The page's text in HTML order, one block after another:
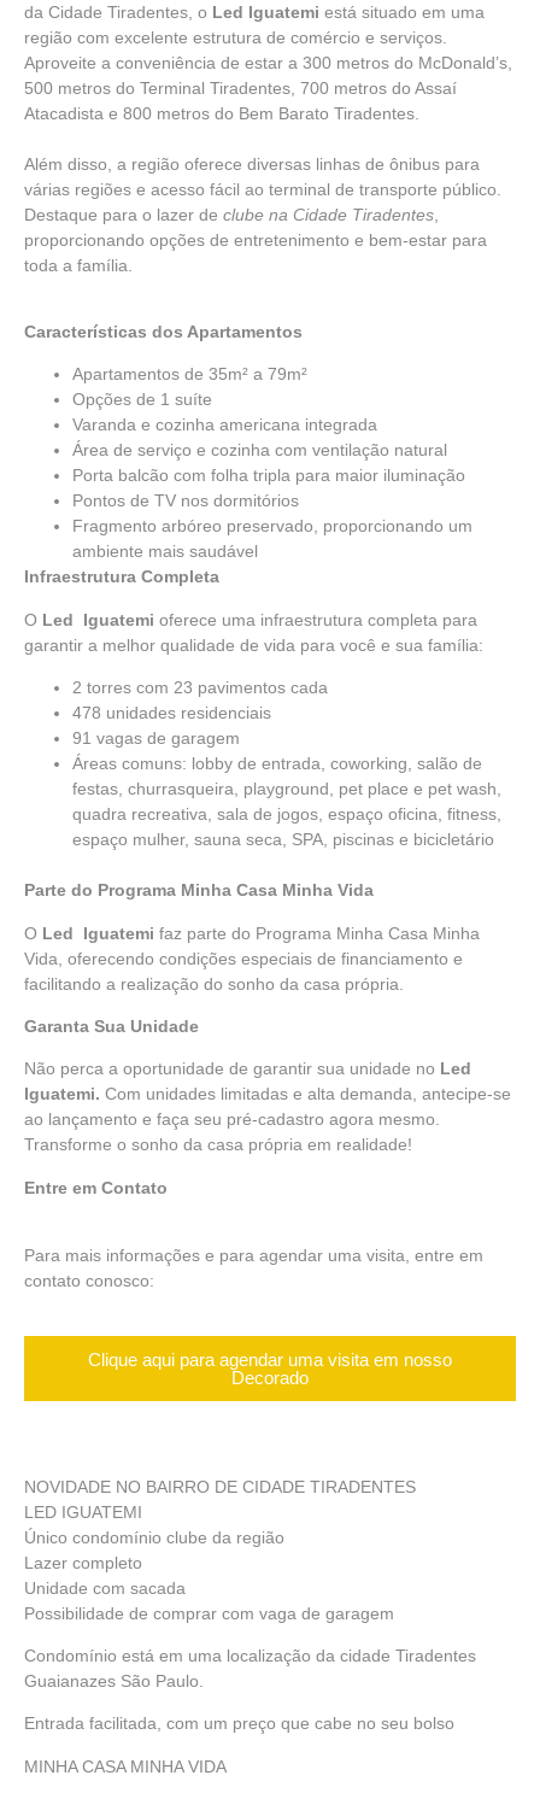
da Cidade Tiradentes, o Led Iguatemi está situado em uma
região com excelente estrutura de comércio e serviços.
Aproveite a conveniência de estar a 300 metros do McDonald’s
500 metros do Terminal Tiradentes , 700 metros do Assaí
Atacadista e 800 metros do Bem Barato Tiradentes.
Além disso, a região oferece diversas linhas de ônibus para
várias regiões e acesso fácil ao terminal de transporte público.
Destaque para o lazer de clube na Cidade Tiradentes
proporcionando opções de entretenimento e bem-estar para
toda a família.
Características dos Apartamentos
Apartamentos de 35m² a 79m²
Opções de 1 suíte
Varanda e cozinha americana integrada
Área de serviço e cozinha com ventilação natural
Porta balcão com folha tripla para maior iluminação
Pontos de TV nos dormitórios
Fragmento arbóreo preservado, proporcionando um
ambiente mais saudável
Infraestrutura Completa
O Led Iguatemi oferece uma infraestrutura completa para
garantir a melhor qualidade de vida para você e sua família:
2 torres com 23 pavimentos cada
478 unidades residenciais
91 vagas de garagem
Áreas comuns: lobby de entrada, coworking, salão de
festas, churrasqueira, playground, pet place e pet wash,
quadra recreativa, sala de jogos, espaço oficina, fitness,
espaço mulher, sauna seca, SPA, piscinas e bicicletário
Parte do Programa Minha Casa Minha Vida
O Led Iguatemi faz parte do Programa Minha Casa Minha
Vida, oferecendo condições especiais de financiamento e
facilitando a realização do sonho da casa própria.
Garanta Sua Unidade
Não perca a oportunidade de garantir sua unidade no Led
Iguatemi. Com unidades limitadas e alta demanda, antecipe-se
ao lançamento e faça seu pré-cadastro agora mesmo.
Transforme o sonho da casa própria em realidade!
Entre em Contato
Para mais informações e para agendar uma visita, entre em
contato conosco:
Clique aqui para agendar uma visita em nosso
Decorado
NOVIDADE NO BAIRRO DE CIDADE TIRADENTES
LED IGUATEMI
Único condomínio clube da região
Lazer completo
Unidade com sacada
Possibilidade de comprar com vaga de garagem
Condomínio está em uma localização da cidade Tiradentes
Guaianazes São Paulo.
Entrada facilitada, com um preço que cabe no seu bolso
MINHA CASA MINHA VIDA